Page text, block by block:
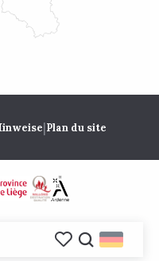
|Plan du site